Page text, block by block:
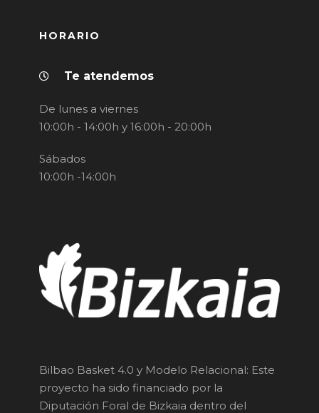
HORARIO
Te atendemos
De lunes a viernes
10:00h - 14:00h y 16:00h - 20:00h
Sábados
10:00h -14:00h
Bilbao Basket 4.0 y Modelo Relacional: Este
proyecto ha sido financiado por la
Diputación Foral de Bizkaia dentro del